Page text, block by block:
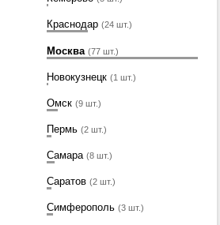
Краснодар (24 шт.)
Москва (77 шт.)
Новокузнецк (1 шт.)
Омск (9 шт.)
Пермь (2 шт.)
Самара (8 шт.)
Саратов (2 шт.)
Симферополь (3 шт.)